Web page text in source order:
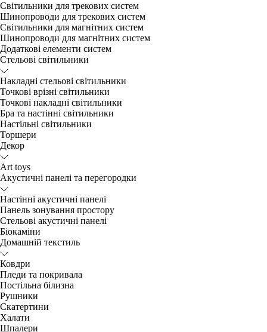
Світильники для трекових систем
Шинопроводи для трекових систем
Світильники для магнітних систем
Шинопроводи для магнітних систем
Додаткові елементи систем
Cтельові світильники
Накладні стельові світильники
Точкові врізні світильники
Точкові накладні світильники
Бра та настінні світильники
Настільні світильники
Торшери
Декор
Art toys
Акустичні панелі та перегородки
Настінні акустичні панелі
Панель зонування простору
Стельові акустичні панелі
Біокаміни
Домашній текстиль
Ковдри
Пледи та покривала
Постільна білизна
Рушники
Скатертини
Халати
Шпалери